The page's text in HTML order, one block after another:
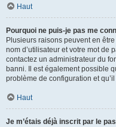
Haut
Pourquoi ne puis-je pas me
Plusieurs raisons peuvent en
nom d’utilisateur et votre mot de
contactez un administrateur du
banni. Il est également possible
problème de configuration et
Haut
Je m’étais déjà inscrit par le